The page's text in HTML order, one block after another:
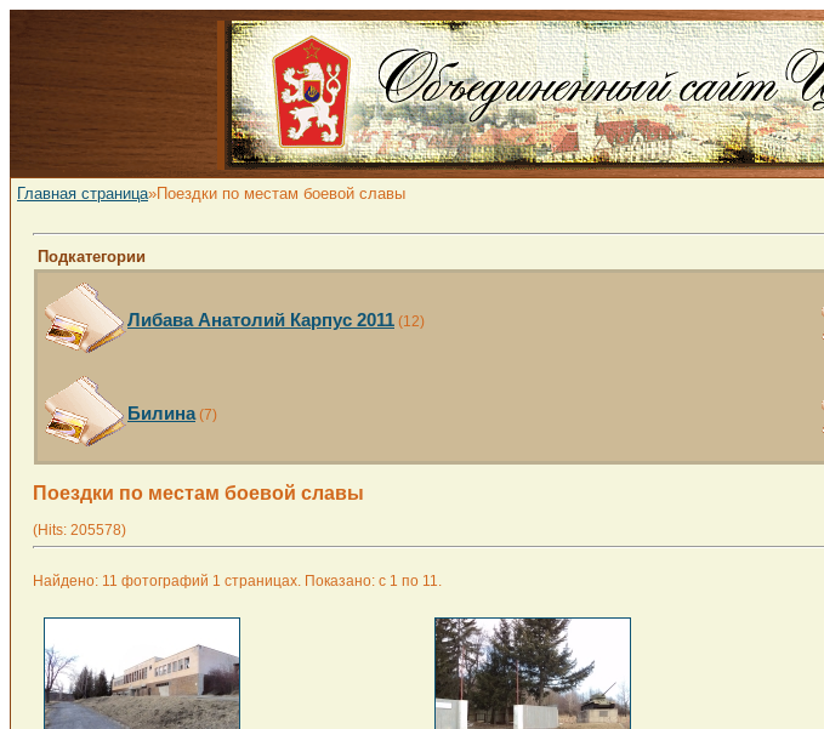
Главная страница»Поездки по местам боевой славы
Подкатегории
Либава Анатолий Карпус 2011 (12)
Билина(7)
Поездки по местам боевой славы
(Hits: 205578)
Найдено: 11 фотографий 1 страницах. Показано: с 1 по 11.